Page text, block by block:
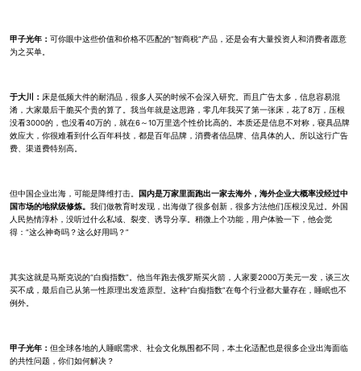
甲子光年： 可你眼中这些价值和价格不匹配的“智商税”产品，还是会有大量投资人和消费者愿意
为之买单。
于大川： 床是低频大件的耐消品，很多人买的时候不会深入研究。而且广告太多，信息容易混
淆，大家最后干脆买个贵的算了。我当年就是这思路，零几年我买了第一张床，花了8万，压根
没看3000的，也没看40万的，就在6～10万里选个性价比高的。本质还是信息不对称，寝具品牌
效应大，你很难看到什么百年科技，都是百年品牌，消费者信品牌、信具体的人。所以这行广告
费、渠道费特别高。
但中国企业出海，可能是降维打击。
国内是万家里面跑出一家去海外，海外企业大概率没经过中
国市场的地狱级修炼。 我们做教育时发现，出海做了很多创新，很多方法他们压根没见过。外国
人民热情淳朴，没听过什么私域、裂变、诱导分享。稍微上个功能，用户体验一下，他会觉
得：“这么神奇吗？这么好用吗？”
其实这就是马斯克说的“白痴指数”。他当年跑去俄罗斯买火箭，人家要2000万美元一发，谈三次
买不成，最后自己从第一性原理出发造原型。这种“白痴指数”在每个行业都大量存在，睡眠也不
例外。
甲子光年： 但全球各地的人睡眠需求、社会文化氛围都不同，本土化适配也是很多企业出海面临
的共性问题，你们如何解决？